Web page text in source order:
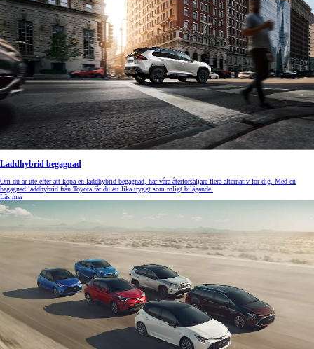
Laddhybrid begagnad
Om du är ute efter att köpa en laddhybrid begagnad, har våra återförsäljare flera alternativ för dig. Med en
begagnad laddhybrid från Toyota får du ett lika tryggt som roligt bilägande.
Läs mer